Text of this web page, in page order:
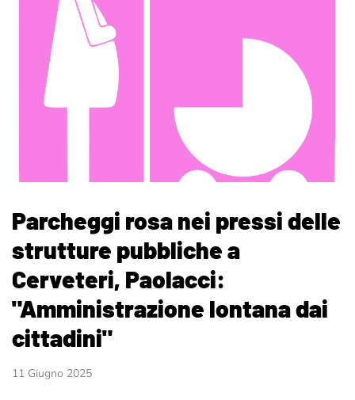
Parcheggi rosa nei pressi delle
strutture pubbliche a
Cerveteri, Paolacci:
"Amministrazione lontana dai
cittadini"
11 Giugno 2025